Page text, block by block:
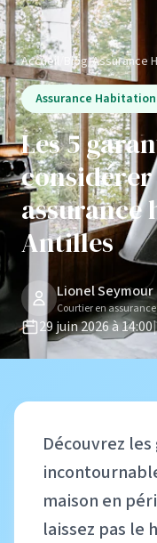
Accueil Blog/Assurance
Assurance Habitation
Les 5
assurance
Antilles
Lionel Seymour
Courtier en
29 juin 2026 à 14:00|
Découvrez
maison en
laissez pas le